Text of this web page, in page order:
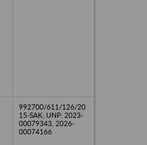
992700/611/126/20
15-SAK; UNP: 2023-
00079343, 2026-
00074166